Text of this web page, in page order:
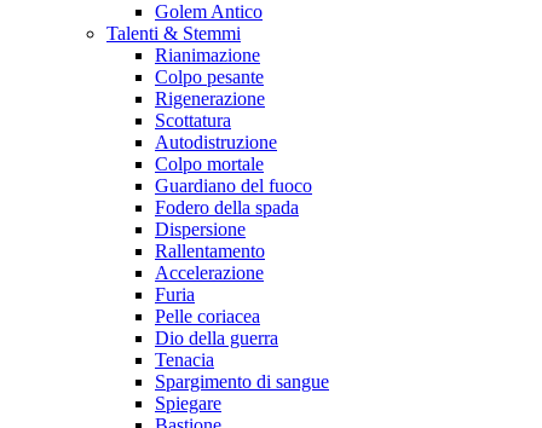
Golem Antico
Talenti & Stemmi
Rianimazione
Colpo pesante
Rigenerazione
Scottatura
Autodistruzione
Colpo mortale
Guardiano del fuoco
Fodero della spada
Dispersione
Rallentamento
Accelerazione
Furia
Pelle coriacea
Dio della guerra
Tenacia
Spargimento di sangue
Spiegare